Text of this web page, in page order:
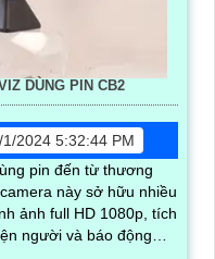
DÙNG PIN CB2
1/2024 5:32:44 PM
pin đến từ thương
ảnh full HD 1080p, tích